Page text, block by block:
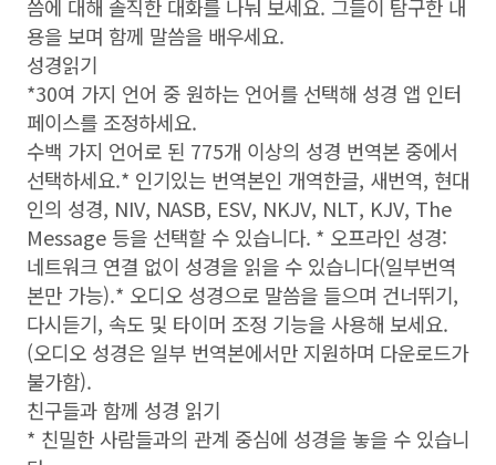
씀에 대해 솔직한 대화를 나눠 보세요. 그들이 탐구한 내
용을 보며 함께 말씀을 배우세요.
성경읽기
*30여 가지 언어 중 원하는 언어를 선택해 성경 앱 인터
페이스를 조정하세요.
수백 가지 언어로 된 775개 이상의 성경 번역본 중에서
선택하세요.* 인기있는 번역본인 개역한글, 새번역, 현대
인의 성경, NIV, NASB, ESV, NKJV, NLT, KJV, The
Message 등을 선택할 수 있습니다. * 오프라인 성경:
네트워크 연결 없이 성경을 읽을 수 있습니다(일부번역
본만 가능).* 오디오 성경으로 말씀을 들으며 건너뛰기,
다시듣기, 속도 및 타이머 조정 기능을 사용해 보세요.
(오디오 성경은 일부 번역본에서만 지원하며 다운로드가
불가함).
친구들과 함께 성경 읽기
* 친밀한 사람들과의 관계 중심에 성경을 놓을 수 있습니